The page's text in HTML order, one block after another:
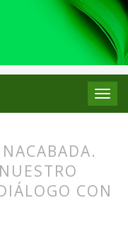
Monográfico: Historias de
CON